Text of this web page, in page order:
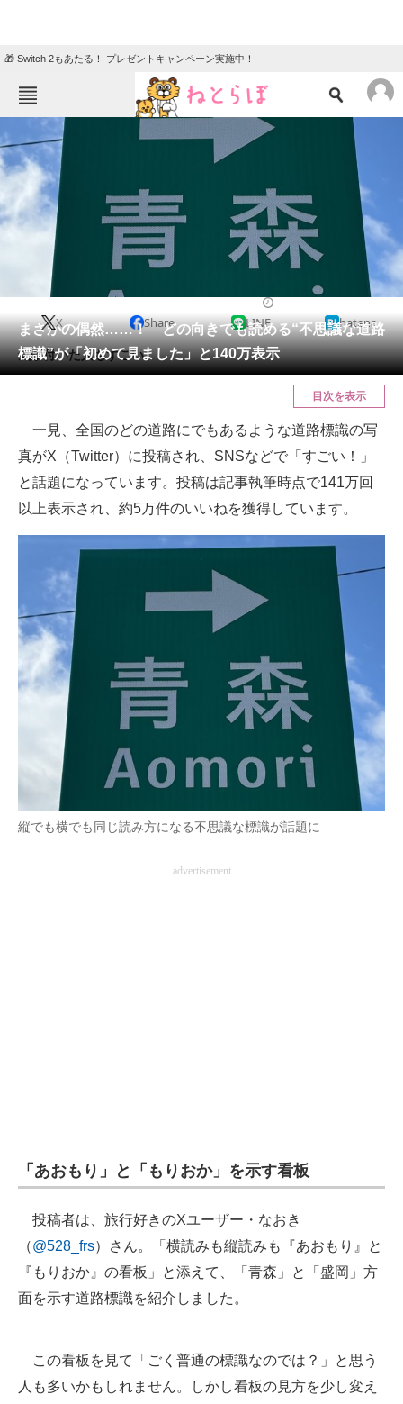
🎁 Switch 2もあたる！ プレゼントキャンペーン実施中！
ねとらぼメニュー
TOP ニュース
エンタメ
グルメ
教育・育児
会員記事
メディア
スマホと通信の最新トレンド
進化するPCとデバイスの未来
好きが集まる 比べて選べる
ビジネスと働き方のヒント
AI活用のいまが分かる
企業ITのトレンドを詳説
経営リーダーのコミュニティ
マーケ×ITの今がよく分かる
ITエンジニア向け専門サイト
企業向けIT製品の総合サイト
まさかの偶然……！ どの向きでも読める“不思議な道路
標識”が「初めて見ました」と140万表示
X Share LINE hatena
気が付いた人もすごい。
目次を表示
一見、全国のどの道路にでもあるような道路標識の写
真がX（Twitter）に投稿され、SNSなどで「すごい！」
と話題になっています。投稿は記事執筆時点で141万回
以上表示され、約5万件のいいねを獲得しています。
縦でも横でも同じ読み方になる不思議な標識が話題に
advertisement
「あおもり」と「もりおか」を示す看板
投稿者は、旅行好きのXユーザー・なおき
（@528_frs）さん。「横読みも縦読みも『あおもり』と
『もりおか』の看板」と添えて、「青森」と「盛岡」方
面を示す道路標識を紹介しました。
この看板を見て「ごく普通の標識なのでは？」と思う
人も多いかもしれません。しかし看板の見方を少し変え